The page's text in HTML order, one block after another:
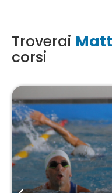
Troverai
corsi